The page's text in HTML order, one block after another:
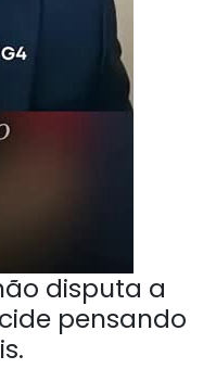
disputa a
pensando